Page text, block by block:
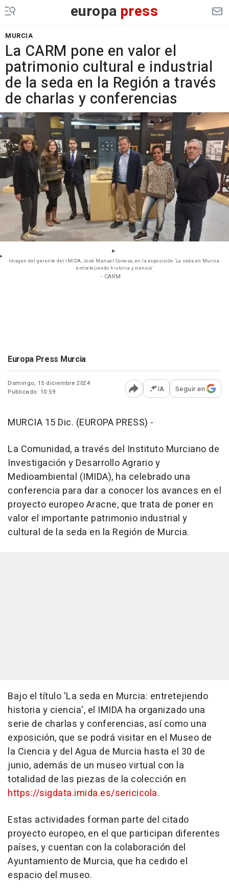
europa press
MURCIA
La CARM pone en valor el
patrimonio cultural e industrial
de la seda en la Región a través
de charlas y conferencias
Imagen del gerente del IMIDA, José Manuel Conesa, en la exposición 'La seda en Murcia:
entretejiendo historia y ciencia'
- CARM
Europa Press Murcia
Domingo, 15 diciembre 2024
Publicado: 10:59
Abrir opciones para
IA Seguir en
MURCIA 15 Dic. (EUROPA PRESS) -
La Comunidad, a través del Instituto Murciano de
Investigación y Desarrollo Agrario y
Medioambiental (IMIDA), ha celebrado una
conferencia para dar a conocer los avances en el
proyecto europeo Aracne, que trata de poner en
valor el importante patrimonio industrial y
cultural de la seda en la Región de Murcia.
Bajo el título 'La seda en Murcia: entretejiendo
historia y ciencia', el IMIDA ha organizado una
serie de charlas y conferencias, así como una
exposición, que se podrá visitar en el Museo de
la Ciencia y del Agua de Murcia hasta el 30 de
junio, además de un museo virtual con la
totalidad de las piezas de la colección en
https://sigdata.imida.es/sericicola.
Estas actividades forman parte del citado
proyecto europeo, en el que participan diferentes
países, y cuentan con la colaboración del
Ayuntamiento de Murcia, que ha cedido el
espacio del museo.